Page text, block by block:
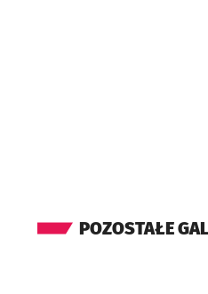
POZOSTAŁE